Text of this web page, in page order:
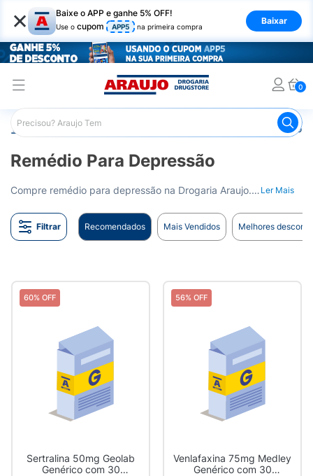
× Baixe o APP e ganhe 5% OFF!
Use o cupom APP5 na primeira compra
Baixar
0
Araujo Medicamentos Remédio para Sistema Nervoso
Remédio Para Depressão
Compre remédio para depressão na Drogaria Araujo. Auxiliamos no tratamento da depressão com várias opções de medicamentos. Entrega para todo o Brasil. Ler Mais
Filtrar Recomendados Mais Vendidos Melhores
60% OFF
Sertralina 50mg Geolab
Genérico com 30
56% OFF
Venlafaxina 75mg Medley
Genérico com 30